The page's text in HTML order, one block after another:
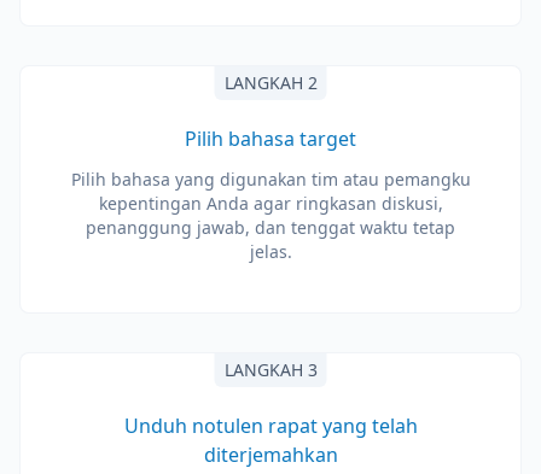
LANGKAH 2
Pilih bahasa target
Pilih bahasa yang digunakan tim atau pemangku
kepentingan Anda agar ringkasan diskusi,
penanggung jawab, dan tenggat waktu tetap
jelas.
LANGKAH 3
Unduh notulen rapat yang telah
diterjemahkan